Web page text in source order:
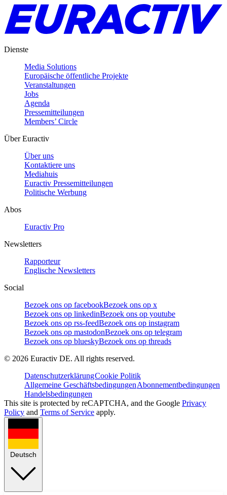
Dienste
Media Solutions
Europäische öffentliche Projekte
Veranstaltungen
Jobs
Agenda
Pressemitteilungen
Members’ Circle
Über Euractiv
Über uns
Kontaktiere uns
Mediahuis
Euractiv Pressemitteilungen
Politische Werbung
Abos
Euractiv Pro
Newsletters
Rapporteur
Englische Newsletters
Social
Bezoek ons op facebookBezoek ons op x
Bezoek ons op linkedinBezoek ons op youtube
Bezoek ons op rss-feedBezoek ons op instagram
Bezoek ons op mastodonBezoek ons op telegram
Bezoek ons op blueskyBezoek ons op threads
© 2026 Euractiv DE. All rights reserved.
DatenschutzerklärungCookie Politik
Allgemeine GeschäftsbedingungenAbonnementbedingungen
Handelsbedingungen
This site is protected by reCAPTCHA, and the Google Privacy
Policy and Terms of Service apply.
Deutsch